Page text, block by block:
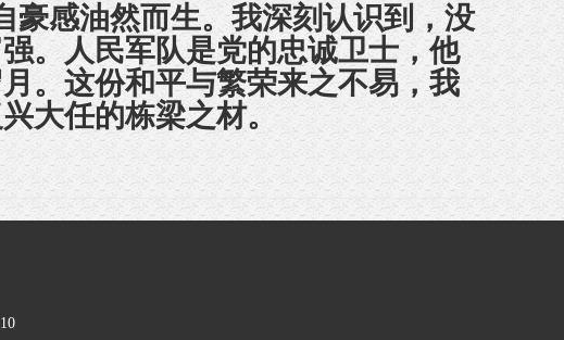
感油然而生。我深刻认识到，没
。人民军队是党的忠诚卫士，他
。这份和平与繁荣来之不易，我
大任的栋梁之材。